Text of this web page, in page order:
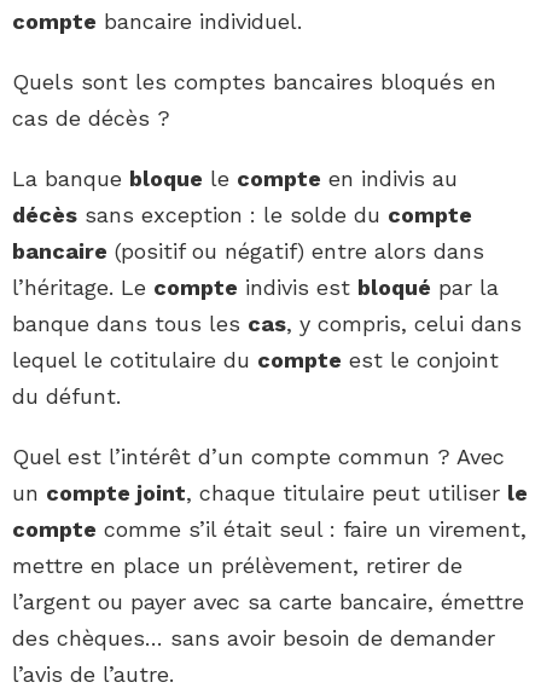
compte bancaire individuel.
Quels sont les comptes bancaires bloqués en
cas de décès ?
La banque bloque le compte en indivis au
décès sans exception : le solde du compte
bancaire (positif ou négatif) entre alors dans
l’héritage. Le compte indivis est bloqué par la
banque dans tous les cas, y compris, celui dans
lequel le cotitulaire du compte est le conjoint
du défunt.
Quel est l’intérêt d’un compte commun ? Avec
un compte joint, chaque titulaire peut utiliser le
compte comme s’il était seul : faire un virement,
mettre en place un prélèvement, retirer de
l’argent ou payer avec sa carte bancaire, émettre
des chèques… sans avoir besoin de demander
l’avis de l’autre.